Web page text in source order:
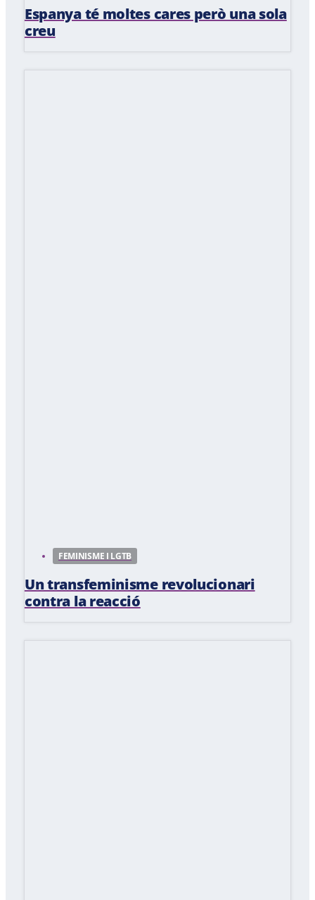
Espanya té moltes cares però una sola
creu
FEMINISME I LGTB
Un transfeminisme revolucionari
contra la reacció